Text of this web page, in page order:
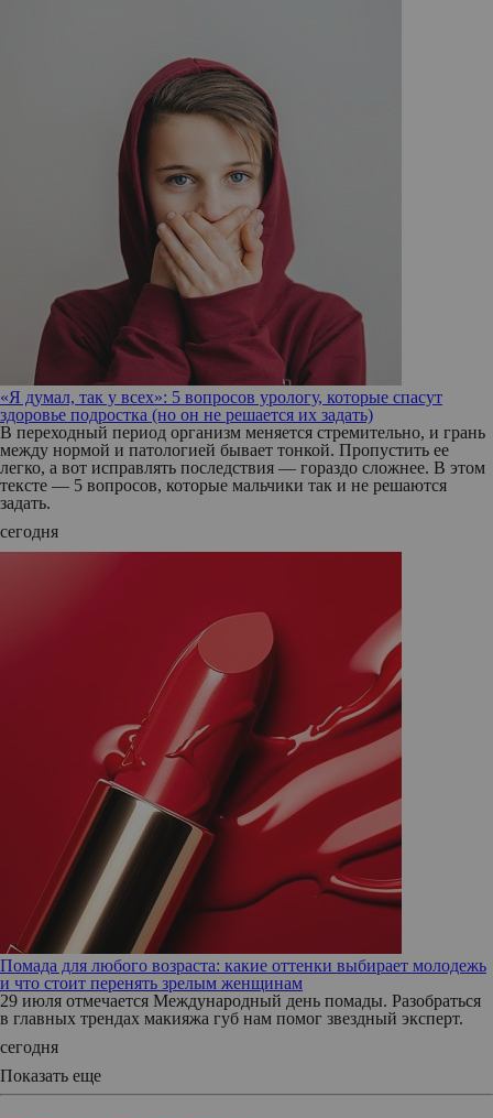
«Я думал, так у всех»: 5 вопросов урологу, которые спасут
здоровье подростка (но он не решается их задать)
В переходный период организм меняется стремительно, и грань
между нормой и патологией бывает тонкой. Пропустить ее
легко, а вот исправлять последствия — гораздо сложнее. В этом
тексте — 5 вопросов, которые мальчики так и не решаются
задать.
сегодня
Помада для любого возраста: какие оттенки выбирает молодежь
и что стоит перенять зрелым женщинам
29 июля отмечается Международный день помады. Разобраться
в главных трендах макияжа губ нам помог звездный эксперт.
сегодня
Показать еще